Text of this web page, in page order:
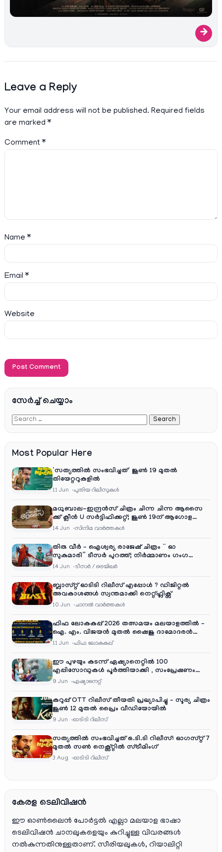
→
Leave a Reply
Your email address will not be published. Required fields
are marked*
Comment*
Name*
Email*
Website
സേര്‍ച്ച്‌ ചെയ്യാം
Most Popular Here
‘സത്യത്തിൽ സംഭവിച്ചത്’ ജൂൺ 19 മുതൽ
തിയേറ്ററുകളിൽ
11 Jun പുതിയ റിലീസുകള്‍
മധുബാല-ഇന്ദ്രൻസ് ചിത്രം ചിന്ന ചിന്ന ആസൈ
ക്ക് ക്ലീൻ U സർട്ടിഫിക്കറ്റ്; ജൂൺ 19ന് ആഗോള
റിലീസ്
14 Jun സിനിമ വാര്‍ത്തകള്‍
തിരു വീർ – ഐശ്വര്യ രാജേഷ് ചിത്രം ” ഓ
സുകുമാരി” ടീസർ പുറത്ത്; നിർമ്മാണം ഗംഗ
എന്റർടൈൻമെന്റ്‌സ്
14 Jun ടീസര്‍ / ട്രെയിലര്‍
ബ്ലാസ്റ്റ് ഓടിടി റിലീസ് എപ്പോൾ ? ഡിജിറ്റൽ
അവകാശങ്ങൾ സ്വന്തമാക്കി നെറ്റ്ഫ്ലിക്സ്
10 Jun ചാനല്‍ വാര്‍ത്തകള്‍
ഫിഫ ലോകകപ്പ് 2026 തത്സമയം മലയാളത്തിൽ –
ഐ. എം. വിജയൻ മുതൽ ഷൈജു ദാമോദരൻ
വരെ കമന്ററി സംഘത്തിൽ
11 Jun ഫിഫ ലോകകപ്പ്
ഈ പുഴയും കടന്ന് ഏഷ്യാനെറ്റിൽ 100
എപ്പിസോഡുകൾ പൂർത്തിയാക്കി , സംപ്രേഷണം
തിങ്കൾ മുതൽ വെള്ളി വരെ രാത്രി 9:30 ന്
9 Jun ഏഷ്യാനെറ്റ്‌
കറുപ്പ് OTT റിലീസ് തീയതി പ്രഖ്യാപിച്ചു – സൂര്യ ചിത്രം
ജൂൺ 12 മുതൽ പ്രൈം വീഡിയോയിൽ
9 Jun ഓടിടി റിലീസ്
സത്യത്തിൽ സംഭവിച്ചത് ഒ.ടി.ടി റിലീസ്: ഓഗസ്റ്റ് 7
മുതൽ സൺ നെക്സ്റ്റിൽ സ്ട്രീമിംഗ്
3 Aug ഓടിടി റിലീസ്
കേരള ടെലിവിഷൻ
ഈ ഓൺലൈൻ പോർട്ടൽ എല്ലാ മലയാള ഭാഷാ
ടെലിവിഷൻ ചാനലുകളെയും കുറിച്ചുള്ള വിവരങ്ങൾ
നൽകുന്നതിനുള്ളതാണ്. സീരിയലുകൾ, റിയാലിറ്റി